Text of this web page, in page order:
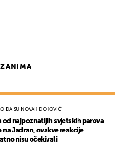
ZANIMA
DA SU NOVAK ĐOKOVIĆ"
od najpoznatijih svjetskih parova
na Jadran, ovakve reakcije
nisu očekivali